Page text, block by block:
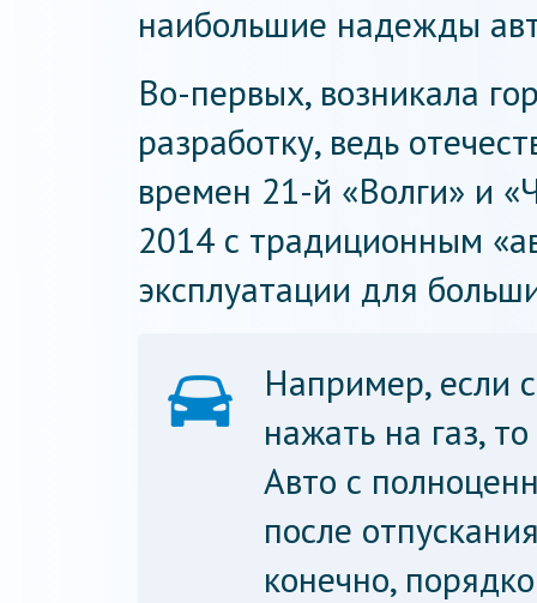
наибольшие надежды
Во-первых, возникала
разработку, ведь
времен 21-й «Волги» и
2014 с традиционным
эксплуатации для
Например, если
нажать на газ,
Авто с
после
конечно,